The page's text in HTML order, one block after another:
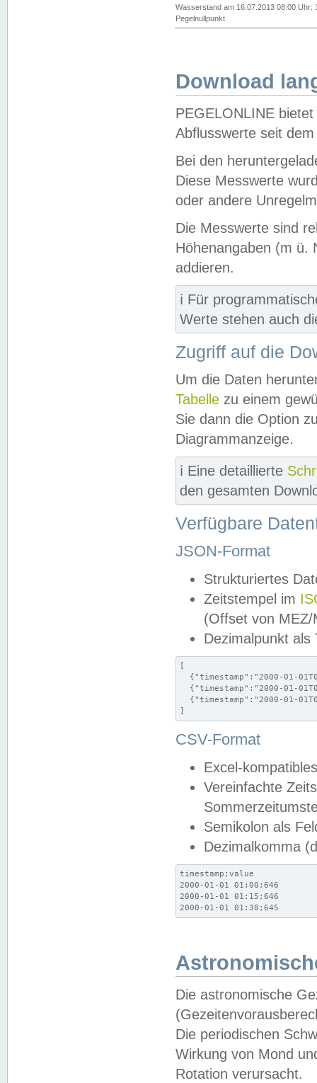
Wasserstand am 16.07.2013 08:00 Uhr:
Pegelnullpunkt
Download
PEGELONLINE
Abflusswerte seit
Bei den
Diese Messwerte
oder andere
Die Messwerte sind
Höhenangaben (m ü.
addieren.
ℹ️ Für
Werte stehen auch
Zugriff auf die
Um die Daten
Tabelle zu einem
Sie dann die Option
Diagrammanzeige.
ℹ️ Eine detaillierte
den gesamten
Verfügbare
JSON-Format
Strukturiertes
Zeitstempel im
(Offset von MEZ/
Dezimalpunkt als
[
{"timestamp":"2000-01-
{"timestamp":"2000-01-
{"timestamp":"2000-01-
]
CSV-Format
Excel-
Vereinfachte
Semikolon als
Dezimalkomma
timestamp;value
2000-01-01 01:00;646
2000-01-01 01:15;646
2000-01-01 01:30;645
Die astronomische
Die periodischen
Wirkung von Mond
Rotation verursacht.